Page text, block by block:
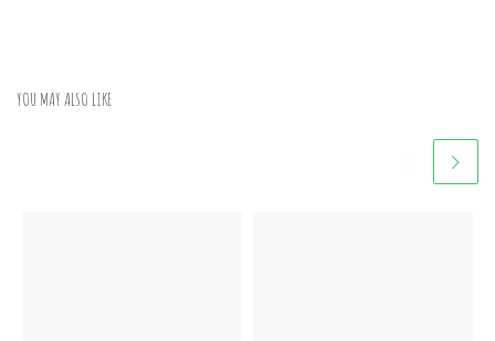
YOU MAY ALSO LIKE